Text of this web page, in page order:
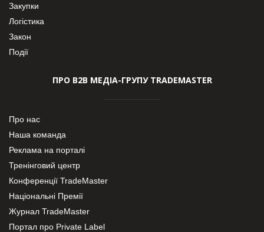
Закупки
Логістика
Закон
Події
ПРО В2В МЕДІА-ГРУПУ TRADEMASTER
Про нас
Наша команда
Реклама на порталі
Тренінговий центр
Конференції TradeMaster
Національні Премії
Журнал TradeMaster
Портал про Private Label